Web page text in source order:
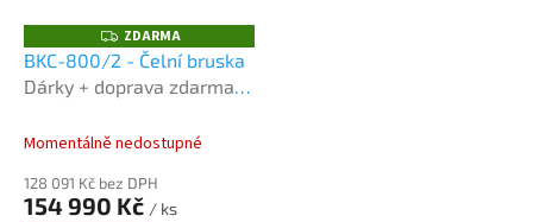
Z
D
A
R
M
ZDARMA
BKC-800/2 - Čelní bruska
Dárky + doprava zdarma
Momentálně nedostupné
128 091 Kč bez DPH
154 990 Kč / ks